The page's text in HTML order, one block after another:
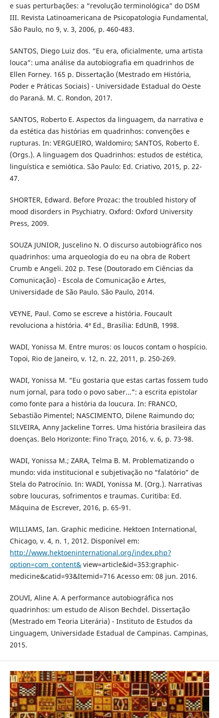
e suas perturbações: a “revolução terminológica” do DSM
III. Revista Latinoamericana de Psicopatologia Fundamental,
São Paulo, no 9, v. 3, 2006, p. 460-483.
SANTOS, Diego Luiz dos. “Eu era, oficialmente, uma artista
louca”: uma análise da autobiografia em quadrinhos de
Ellen Forney. 165 p. Dissertação (Mestrado em História,
Poder e Práticas Sociais) - Universidade Estadual do Oeste
do Paraná. M. C. Rondon, 2017.
SANTOS, Roberto E. Aspectos da linguagem, da narrativa e
da estética das histórias em quadrinhos: convenções e
rupturas. In: VERGUEIRO, Waldomiro; SANTOS, Roberto E.
(Orgs.). A linguagem dos Quadrinhos: estudos de estética,
linguística e semiótica. São Paulo: Ed. Criativo, 2015, p. 22-
47.
SHORTER, Edward. Before Prozac: the troubled history of
mood disorders in Psychiatry. Oxford: Oxford University
Press, 2009.
SOUZA JUNIOR, Juscelino N. O discurso autobiográfico nos
quadrinhos: uma arqueologia do eu na obra de Robert
Crumb e Angeli. 202 p. Tese (Doutorado em Ciências da
Comunicação) - Escola de Comunicação e Artes,
Universidade de São Paulo. São Paulo, 2014.
VEYNE, Paul. Como se escreve a história. Foucault
revoluciona a história. 4ª Ed., Brasília: EdUnB, 1998.
WADI, Yonissa M. Entre muros: os loucos contam o hospício.
Topoi, Rio de Janeiro, v. 12, n. 22, 2011, p. 250-269.
WADI, Yonissa M. “Eu gostaria que estas cartas fossem tudo
num jornal, para todo o povo saber...”: a escrita epistolar
como fonte para a história da loucura. In: FRANCO,
Sebastião Pimentel; NASCIMENTO, Dilene Raimundo do;
SILVEIRA, Anny Jackeline Torres. Uma história brasileira das
doenças. Belo Horizonte: Fino Traço, 2016, v. 6, p. 73-98.
WADI, Yonissa M.; ZARA, Telma B. M. Problematizando o
mundo: vida institucional e subjetivação no “falatório” de
Stela do Patrocínio. In: WADI, Yonissa M. (Org.). Narrativas
sobre loucuras, sofrimentos e traumas. Curitiba: Ed.
Máquina de Escrever, 2016, p. 65-91.
WILLIAMS, Ian. Graphic medicine. Hektoen International,
Chicago, v. 4, n. 1, 2012. Disponível em:
http://www.hektoeninternational.org/index.php?
option=com_content&view=article&id=353:graphic-
medicine&catid=93&Itemid=716 Acesso em: 08 jun. 2016.
ZOUVI, Aline A. A performance autobiográfica nos
quadrinhos: um estudo de Alison Bechdel. Dissertação
(Mestrado em Teoria Literária) - Instituto de Estudos da
Linguagem, Universidade Estadual de Campinas. Campinas,
2015.